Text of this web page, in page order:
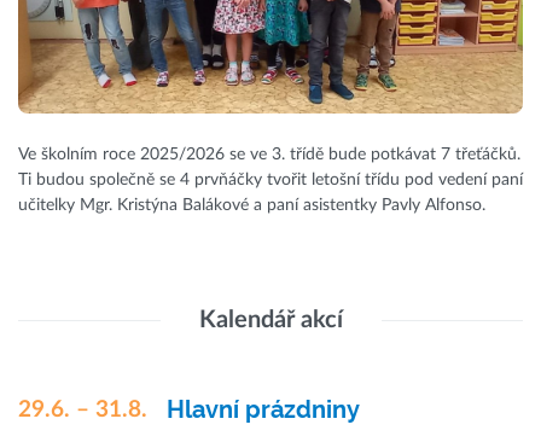
Ve školním roce 2025/2026 se ve 3. třídě bude potkávat 7 třeťáčků.
Ti budou společně se 4 prvňáčky tvořit letošní třídu pod vedení paní
učitelky Mgr. Kristýna Balákové a paní asistentky Pavly Alfonso.
Kalendář akcí
29.6. – 31.8. Hlavní prázdniny